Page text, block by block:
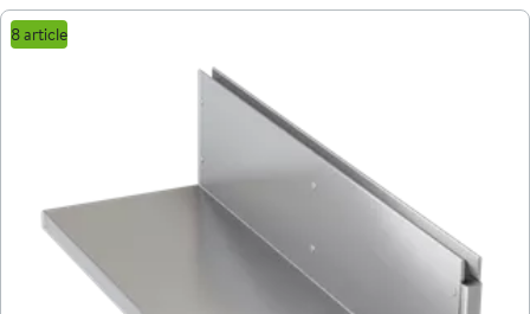
8 article